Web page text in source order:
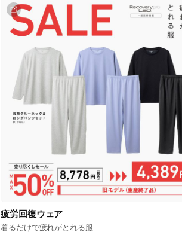
疲労回復ウェア
着るだけで疲れがとれる服